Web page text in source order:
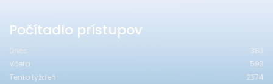
Počítadlo prístupov
Dnes
383
Včera
593
Tento týždeň
2374